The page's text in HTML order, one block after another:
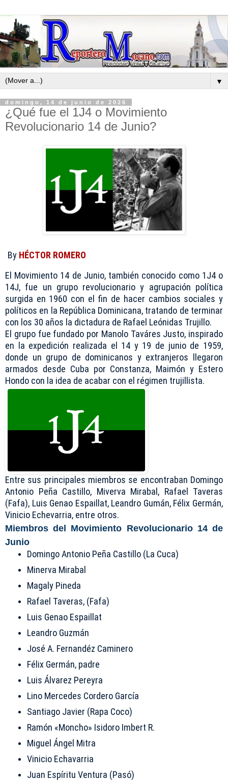
▼
domingo, 14 de junio de 2026
¿Qué fue el 1J4 o Movimiento
Revolucionario 14 de Junio?
By HÉCTOR ROMERO
El Movimiento 14 de Junio, también conocido como 1J4 o
14J, fue un grupo revolucionario y agrupación política
surgida en 1960 con el fin de hacer cambios sociales y
políticos en la República Dominicana, tratando de terminar
con los 30 años la dictadura de Rafael Leónidas Trujillo.
El grupo fue fundado por Manolo Taváres Justo, inspirado
en la expedición realizada el 14 y 19 de junio de 1959,
donde un grupo de dominicanos y extranjeros llegaron
armados desde Cuba por Constanza, Maimón y Estero
Hondo con la idea de acabar con el régimen trujillista.
Entre sus principales miembros se encontraban Domingo
Antonio Peña Castillo, Miverva Mirabal, Rafael Taveras
(Fafa), Luis Genao Espaillat, Leandro Gumán, Félix Germán,
Vinicio Echevarria, entre otros.
Miembros del Movimiento Revolucionario 14 de
Junio
Domingo Antonio Peña Castillo (La Cuca)
Minerva Mirabal
Magaly Pineda
Rafael Taveras, (Fafa)
Luis Genao Espaillat
Leandro Guzmán
José A. Fernandéz Caminero
Félix Germán, padre
Luis Álvarez Pereyra
Lino Mercedes Cordero García
Santiago Javier (Rapa Coco)
Ramón «Moncho» Isidoro Imbert R.
Miguel Ángel Mitra
Vinicio Echavarria
Juan Espíritu Ventura (Pasó)